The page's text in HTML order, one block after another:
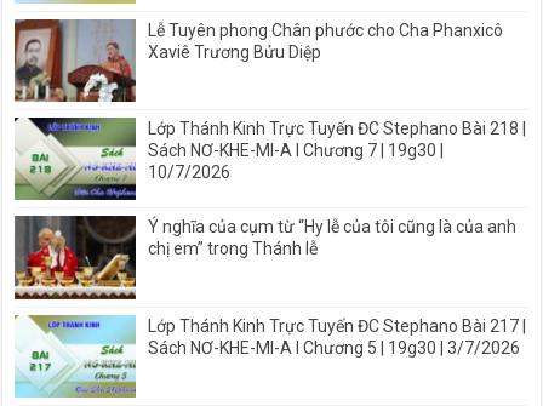
Lễ Tuyên phong Chân phước cho Cha Phanxicô
Xaviê Trương Bửu Diệp
Lớp Thánh Kinh Trực Tuyến ĐC Stephano Bài 218 |
Sách NƠ-KHE-MI-A I Chương 7 | 19g30 |
10/7/2026
Ý nghĩa của cụm từ “Hy lễ của tôi cũng là của anh
chị em” trong Thánh lễ
Lớp Thánh Kinh Trực Tuyến ĐC Stephano Bài 217 |
Sách NƠ-KHE-MI-A I Chương 5 | 19g30 | 3/7/2026